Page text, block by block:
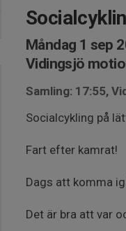
Måndag 1 sep
Vidingsjö
Samling: 17:55,
Socialcykling på
Fart efter kamrat!
Dags att komma
Det är bra att var